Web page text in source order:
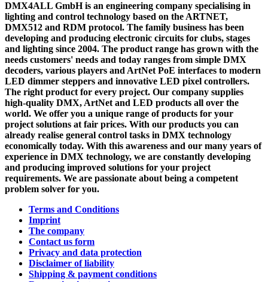
DMX4ALL GmbH is an engineering company specialising in
lighting and control technology based on the ARTNET,
DMX512 and RDM protocol. The family business has been
developing and producing electronic circuits for clubs, stages
and lighting since 2004. The product range has grown with the
needs customers' needs and today ranges from simple DMX
decoders, various players and ArtNet PoE interfaces to modern
LED dimmer steppers and innovative LED pixel controllers.
The right product for every project. Our company supplies
high-quality DMX, ArtNet and LED products all over the
world. We offer you a unique range of products for your
project solutions at fair prices. With our products you can
already realise general control tasks in DMX technology
economically today. With this awareness and our many years of
experience in DMX technology, we are constantly developing
and producing improved solutions for your project
requirements. We are passionate about being a competent
problem solver for you.
Terms and Conditions
Imprint
The company
Contact us form
Privacy and data protection
Disclaimer of liability
Shipping & payment conditions